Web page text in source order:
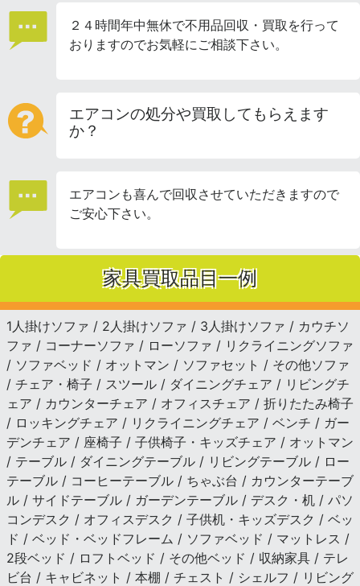
２４時間年中無休で不用品回収・買取を行って
おりますのでお気軽にご相談下さい。
エアコンの処分や買取してもらえます
か？
エアコンも喜んで回収させていただきますので
ご安心下さい。
家具買取品目一例
1人掛けソファ / 2人掛けソファ / 3人掛けソファ / カウチソ
ファ / コーナーソファ / ローソファ / リクライニングソファ
/ ソファベッド / オットマン / ソファセット / その他ソファ
/ チェア・椅子 / スツール / ダイニングチェア / リビングチ
ェア / カウンターチェア / オフィスチェア / 折りたたみ椅子
/ ロッキングチェア / リクライニングチェア / ベンチ / ガー
デンチェア / 座椅子 / 子供椅子・キッズチェア / オットマン
/ テーブル / ダイニングテーブル / リビングテーブル / ロー
テーブル / コーヒーテーブル / ちゃぶ台 / カウンターテーブ
ル / サイドテーブル / ガーデンテーブル / デスク・机 / パソ
コンデスク / オフィスデスク / 子供机・キッズデスク / ベッ
ド / ベッド・ベッドフレーム / ソファベッド / マットレス /
2段ベッド / ロフトベッド / その他ベッド / 収納家具 / テレ
ビ台 / キャビネット / 本棚 / チェスト / シェルフ / リビング